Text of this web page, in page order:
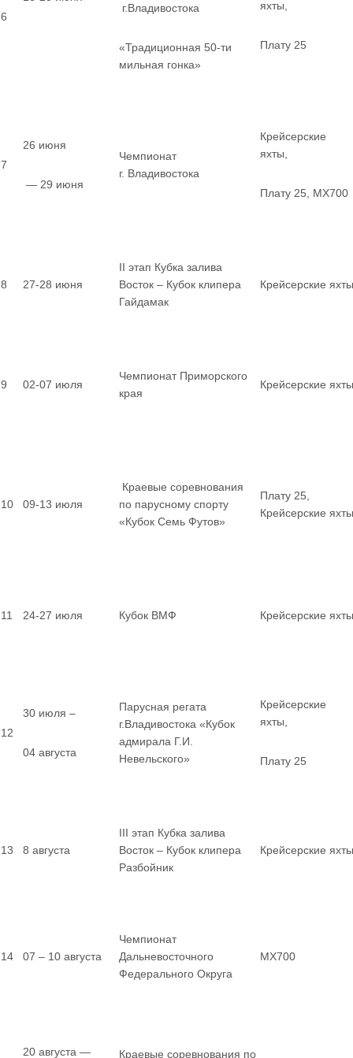
6
г.Владивостока
«Традиционная 50-ти
мильная гонка»
яхты,
Плату 25
7
26 июня
— 29 июня
Чемпионат
г. Владивостока
Крейсерские
яхты,
Плату 25, MX700
8 27-28 июня
II этап Кубка залива
Восток – Кубок клипера
Гайдамак
Крейсерские яхты
9 02-07 июля
Чемпионат Приморского
края
Крейсерские яхты
10 09-13 июля
Краевые соревнования
по парусному спорту
«Кубок Семь Футов»
Плату 25,
Крейсерские яхты
11 24-27 июля Кубок ВМФ Крейсерские яхты
12
30 июля –
04 августа
Парусная регата
г.Владивостока «Кубок
адмирала Г.И.
Невельского»
Крейсерские
яхты,
Плату 25
13 8 августа
III этап Кубка залива
Восток – Кубок клипера
Разбойник
Крейсерские яхты
14 07 – 10 августа
Чемпионат
Дальневосточного
Федерального Округа
MX700
20 августа —
Краевые соревнования по